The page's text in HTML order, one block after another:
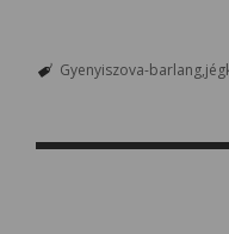
Gyenyiszova-barlang